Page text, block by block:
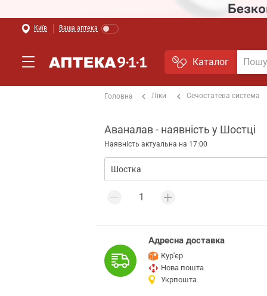
Київ Ваша аптека
Каталог
Головна Ліки Сечостатева система
Аваналав - наявність у Шостці
Наявність актуальна на 17:00
Адресна доставка
Кур'єр
Нова пошта
Укрпошта